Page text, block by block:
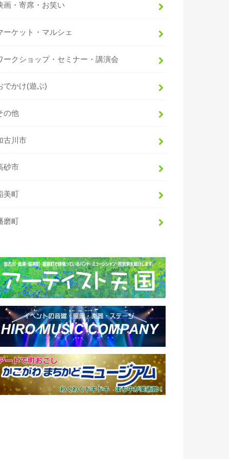
画・寄席・お笑い
ーケット・マルシェ
ークショップ・セミナー・講演会
でかけ(遊ぶ)
の他
古川市
砂市
美町
磨町